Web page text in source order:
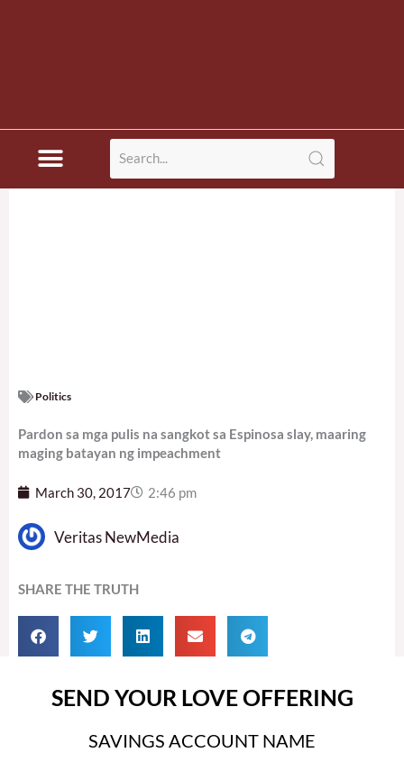
Politics
Pardon sa mga pulis na sangkot sa Espinosa slay, maaring
maging batayan ng impeachment
March 30, 2017 2:46 pm
Veritas NewMedia
SHARE THE TRUTH
SEND YOUR LOVE OFFERING
SAVINGS ACCOUNT NAME